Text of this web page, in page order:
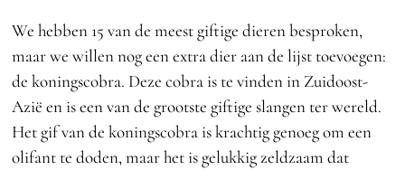
We hebben 15 van de meest giftige dieren besproken,
maar we willen nog een extra dier aan de lijst toevoegen:
de koningscobra. Deze cobra is te vinden in Zuidoost-
Azië en is een van de grootste giftige slangen ter wereld.
Het gif van de koningscobra is krachtig genoeg om een
olifant te doden, maar het is gelukkig zeldzaam dat